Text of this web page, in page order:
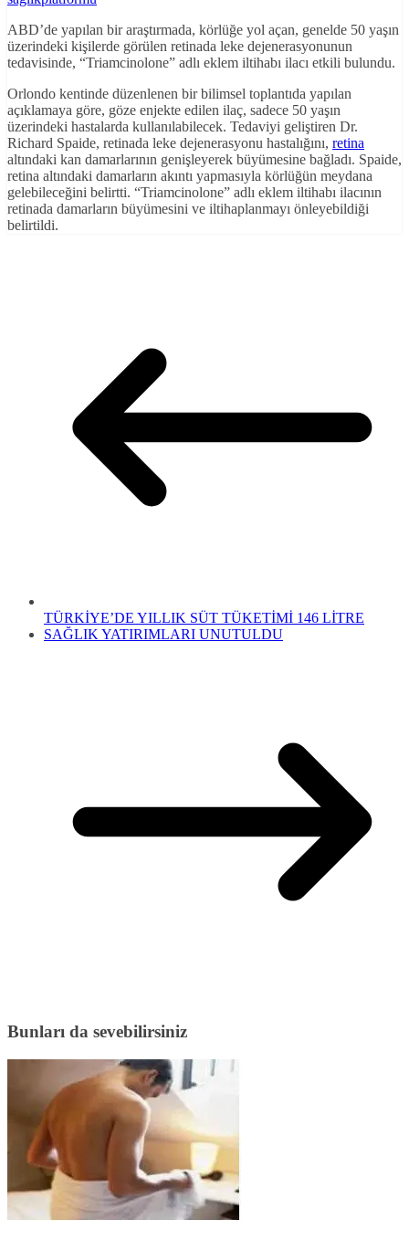
ABD’de yapılan bir araştırmada, körlüğe yol açan, genelde 50 yaşın
üzerindeki kişilerde görülen retinada leke dejenerasyonunun
tedavisinde, “Triamcinolone” adlı eklem iltihabı ilacı etkili bulundu.
Orlondo kentinde düzenlenen bir bilimsel toplantıda yapılan
açıklamaya göre, göze enjekte edilen ilaç, sadece 50 yaşın
üzerindeki hastalarda kullanılabilecek. Tedaviyi geliştiren Dr.
Richard Spaide, retinada leke dejenerasyonu hastalığını, retina
altındaki kan damarlarının genişleyerek büyümesine bağladı. Spaide,
retina altındaki damarların akıntı yapmasıyla körlüğün meydana
gelebileceğini belirtti. “Triamcinolone” adlı eklem iltihabı ilacının
retinada damarların büyümesini ve iltihaplanmayı önleyebildiği
belirtildi.
TÜRKİYE’DE YILLIK SÜT TÜKETİMİ 146 LİTRE
SAĞLIK YATIRIMLARI UNUTULDU
Bunları da sevebilirsiniz